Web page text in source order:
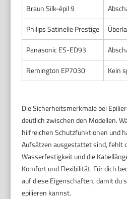
Braun Silk-épil 9
Philips Satinelle Prestige
Panasonic ES-ED93
Remington EP7030
Kein
Die Sicherheitsmerkmale bei
deutlich zwischen den Modellen.
hilfreichen Schutzfunktionen und
Aufsätzen ausgestattet sind, fehlt
Wasserfestigkeit und die
Komfort und Flexibilität. Für dich
auf diese Eigenschaften, damit du
epilieren kannst.